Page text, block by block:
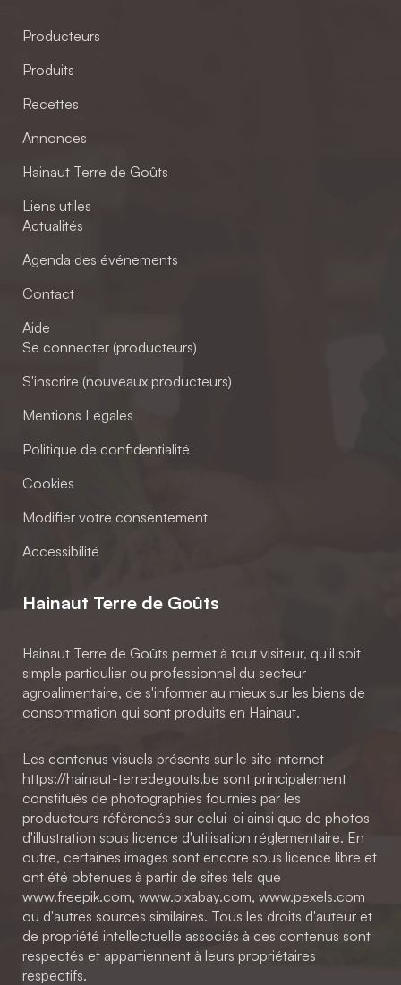
Producteurs
Produits
Recettes
Annonces
Hainaut Terre de Goûts
Liens utiles
Actualités
Agenda des événements
Contact
Aide
Se connecter (producteurs)
S'inscrire (nouveaux producteurs)
Mentions Légales
Politique de confidentialité
Cookies
Modifier votre consentement
Accessibilité
Hainaut Terre de Goûts
Hainaut Terre de Goûts permet à tout visiteur, qu'il soit
simple particulier ou professionnel du secteur
agroalimentaire, de s'informer au mieux sur les biens de
consommation qui sont produits en Hainaut.
Les contenus visuels présents sur le site internet
https://hainaut-terredegouts.be sont principalement
constitués de photographies fournies par les
producteurs référencés sur celui-ci ainsi que de photos
d'illustration sous licence d'utilisation réglementaire. En
outre, certaines images sont encore sous licence libre et
ont été obtenues à partir de sites tels que
www.freepik.com, www.pixabay.com, www.pexels.com
ou d'autres sources similaires. Tous les droits d'auteur et
de propriété intellectuelle associés à ces contenus sont
respectés et appartiennent à leurs propriétaires
respectifs.